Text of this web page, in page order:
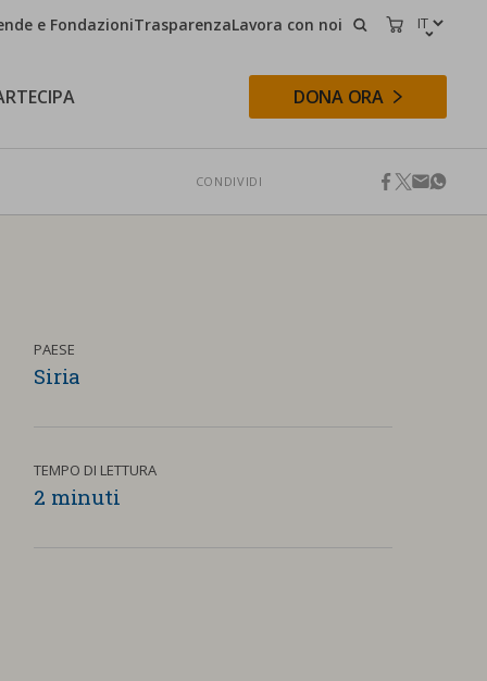
e FondazioniTrasparenzaLavora con noi CERCACARRELLO
DONA ORA
CONDIVIDI facebook
twitter
email
PAESE
Siria
TEMPO DI LETTURA
2 minuti